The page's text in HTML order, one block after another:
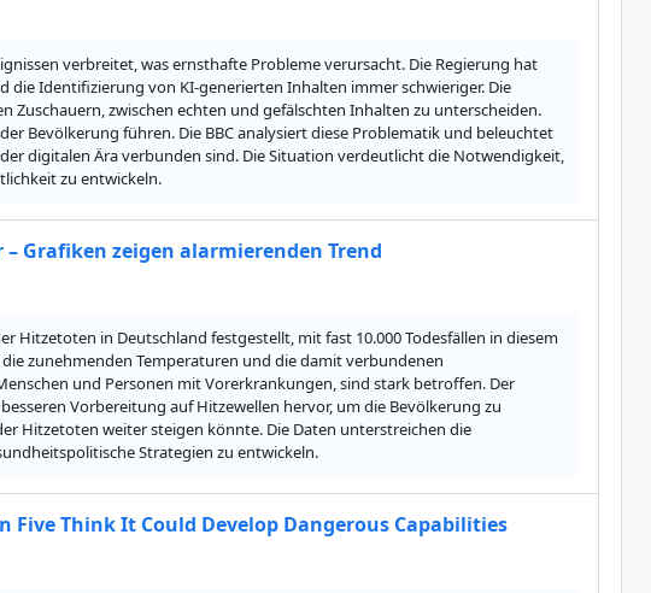
verbreitet, was ernsthafte Probleme verursacht. Die Regierung hat
Identifizierung von KI-generierten Inhalten immer schwieriger. Die
Zuschauern, zwischen echten und gefälschten Inhalten zu unterscheiden.
Bevölkerung führen. Die BBC analysiert diese Problematik und beleuchtet
digitalen Ära verbunden sind. Die Situation verdeutlicht die Notwendigkeit,
zu entwickeln.
Grafiken zeigen alarmierenden Trend
Hitzetoten in Deutschland festgestellt, mit fast 10.000 Todesfällen in diesem
zunehmenden Temperaturen und die damit verbundenen
und Personen mit Vorerkrankungen, sind stark betroffen. Der
Vorbereitung auf Hitzewellen hervor, um die Bevölkerung zu
Hitzetoten weiter steigen könnte. Die Daten unterstreichen die
Strategien zu entwickeln.
Five Think It Could Develop Dangerous Capabilities